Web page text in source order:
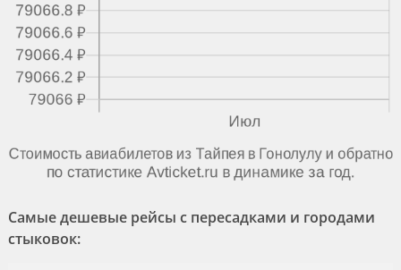
Самые дешевые рейсы с пересадками и городами
стыковок: